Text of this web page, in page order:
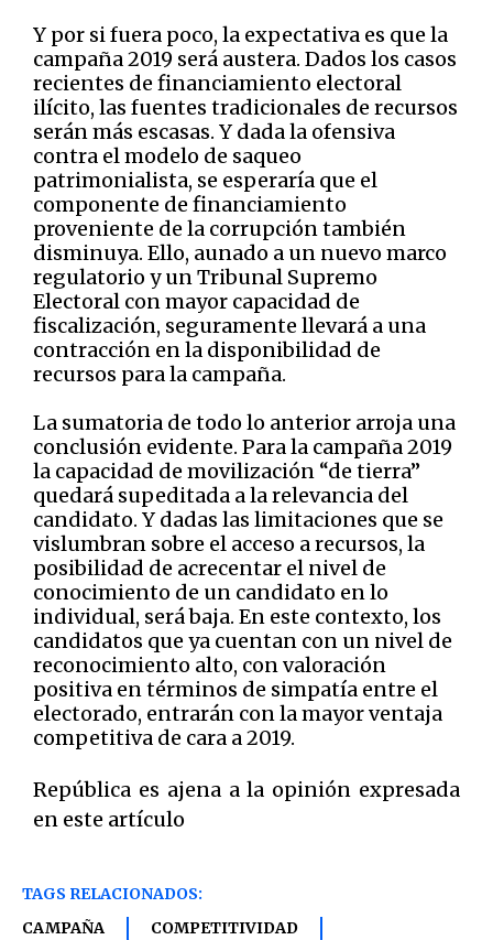
Y por si fuera poco, la expectativa es que la
campaña 2019 será austera. Dados los casos
recientes de financiamiento electoral
ilícito, las fuentes tradicionales de recursos
serán más escasas. Y dada la ofensiva
contra el modelo de saqueo
patrimonialista, se esperaría que el
componente de financiamiento
proveniente de la corrupción también
disminuya. Ello, aunado a un nuevo marco
regulatorio y un Tribunal Supremo
Electoral con mayor capacidad de
fiscalización, seguramente llevará a una
contracción en la disponibilidad de
recursos para la campaña.
La sumatoria de todo lo anterior arroja una
conclusión evidente. Para la campaña 2019
la capacidad de movilización “de tierra”
quedará supeditada a la relevancia del
candidato. Y dadas las limitaciones que se
vislumbran sobre el acceso a recursos, la
posibilidad de acrecentar el nivel de
conocimiento de un candidato en lo
individual, será baja. En este contexto, los
candidatos que ya cuentan con un nivel de
reconocimiento alto, con valoración
positiva en términos de simpatía entre el
electorado, entrarán con la mayor ventaja
competitiva de cara a 2019.
República es ajena a la opinión expresada
en este artículo
TAGS RELACIONADOS:
CAMPAÑA
COMPETITIVIDAD